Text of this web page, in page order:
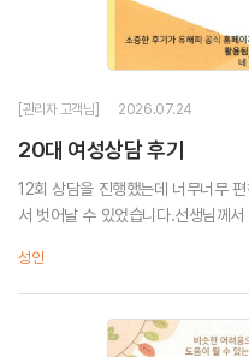
[관리자 고객님] 2026.07.24
20대 여성상담 후기
12회 상담을 진행했는데 너무너무
서 벗어날 수 있었습니다.선생님께
많이 편해졌습니다.3년간 힘들었는데
성인